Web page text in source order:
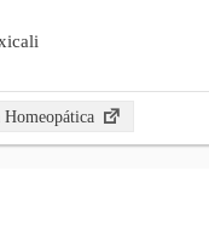
Homeopática